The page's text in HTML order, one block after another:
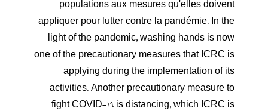
populations aux mesures qu'elles doivent
appliquer pour lutter contre la pandémie. In the
light of the pandemic, washing hands is now
one of the precautionary measures that ICRC is
applying during the implementation of its
activities. Another precautionary measure to
fight COVID-19 is distancing, which ICRC is